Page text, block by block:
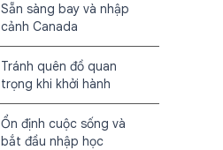
Sẵn sàng bay và nhập
cảnh Canada
Tránh quên đồ quan
trọng khi khởi hành
Ổn định cuộc sống và
bắt đầu nhập học